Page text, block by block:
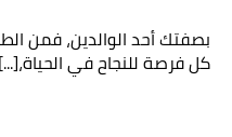
بصفتك أحد الوالدين، فمن
كل فرصة للنجاح في الحياة،[...]